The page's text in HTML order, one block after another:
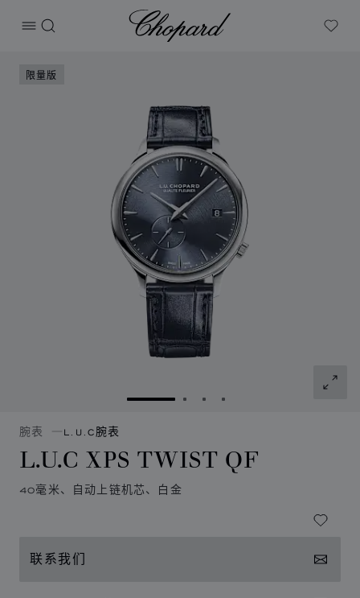
打开菜单
搜索
Chopard
My
转到幻灯片 1转到幻灯片 2
转到幻灯片 3
转到幻灯片 4
限量版
腕表 L.U.C腕表
L.U.C XPS TWIST QF
40毫米、自动上链机芯、白金
联系我们